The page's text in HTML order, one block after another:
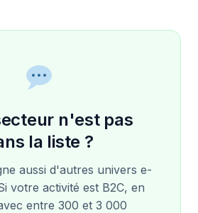
n'est pas
la liste ?
aussi d'autres univers e-
votre activité est B2C, en
entre 300 et 3 000